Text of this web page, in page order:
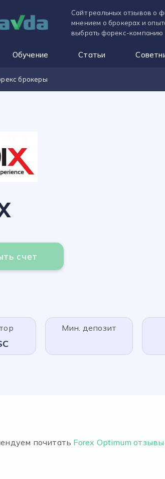
Сайт реальных отзывов о
мнением о брокерах и
выбрать форекс-компанию
Обучение Статьи
брокеры
счет
Мин. депозит
почитать Forex Optimum отзывы